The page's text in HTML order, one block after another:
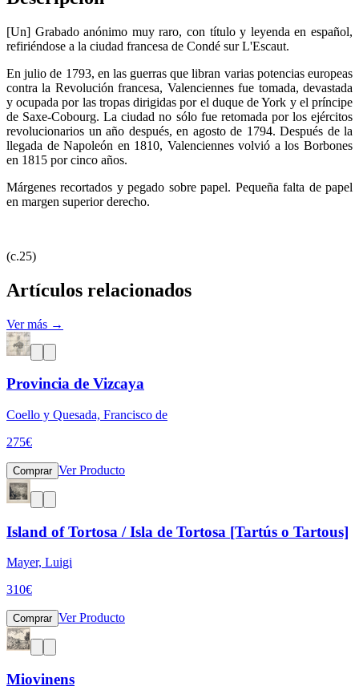
[Un] Grabado anónimo muy raro, con título y leyenda en español,
refiriéndose a la ciudad francesa de Condé sur L'Escaut.
En julio de 1793, en las guerras que libran varias potencias europeas
contra la Revolución francesa, Valenciennes fue tomada, devastada
y ocupada por las tropas dirigidas por el duque de York y el príncipe
de Saxe-Cobourg. La ciudad no sólo fue retomada por los ejércitos
revolucionarios un año después, en agosto de 1794. Después de la
llegada de Napoleón en 1810, Valenciennes volvió a los Borbones
en 1815 por cinco años.
Márgenes recortados y pegado sobre papel. Pequeña falta de papel
en margen superior derecho.
(c.25)
Artículos relacionados
Ver más →
Provincia de Vizcaya
Coello y Quesada, Francisco de
275€
Comprar Ver Producto
Island of Tortosa / Isla de Tortosa [Tartús o Tartous]
Mayer, Luigi
310€
Comprar Ver Producto
Miovinens